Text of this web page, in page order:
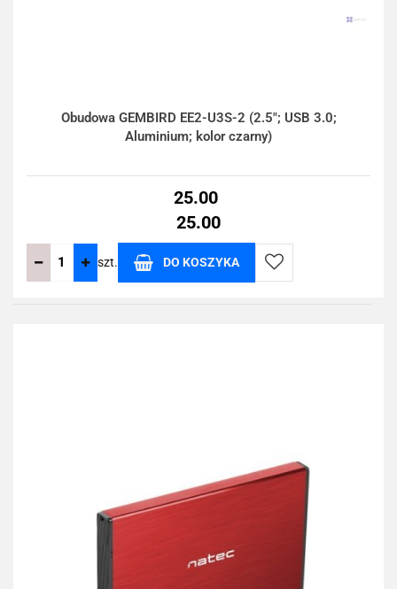
Obudowa GEMBIRD EE2-U3S-2 (2.5"; USB 3.0;
Aluminium; kolor czarny)
25.00
25.00
szt. DO KOSZYKA
Do